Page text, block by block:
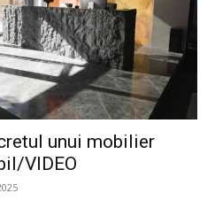
unui mobilier
VIDEO